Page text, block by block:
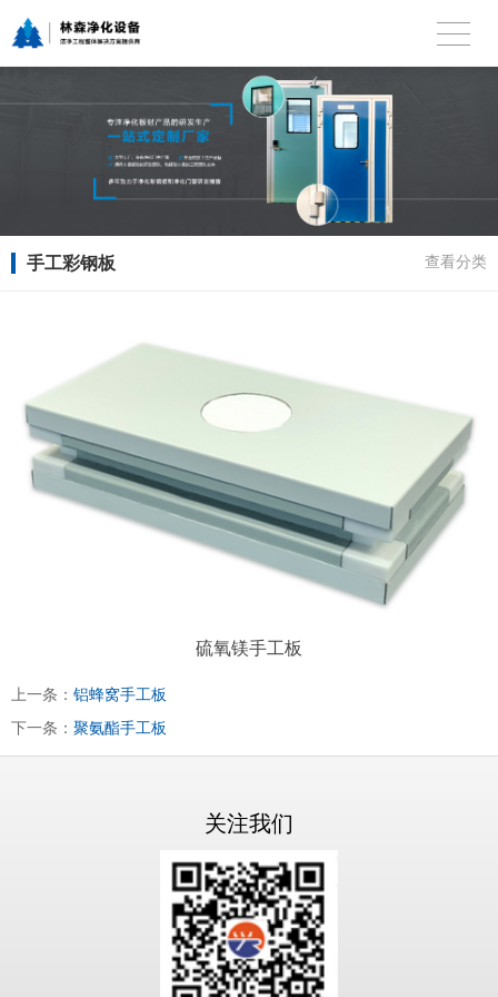
手工彩钢板 查看分类
硫氧镁手工板
上一条： 铝蜂窝手工板
下一条： 聚氨酯手工板
关注我们